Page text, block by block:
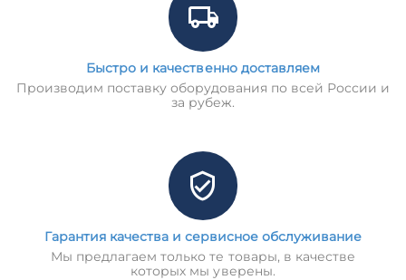
Быстро и качественно доставляем
Производим поставку оборудования по всей России и
за рубеж.
Гарантия качества и сервисное обслуживание
Мы предлагаем только те товары, в качестве
которых мы уверены.